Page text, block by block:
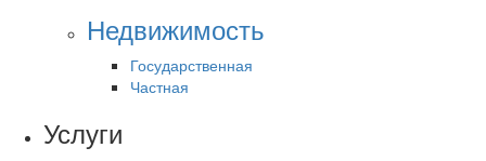
Недвижимость
Государственная
Частная
Услуги